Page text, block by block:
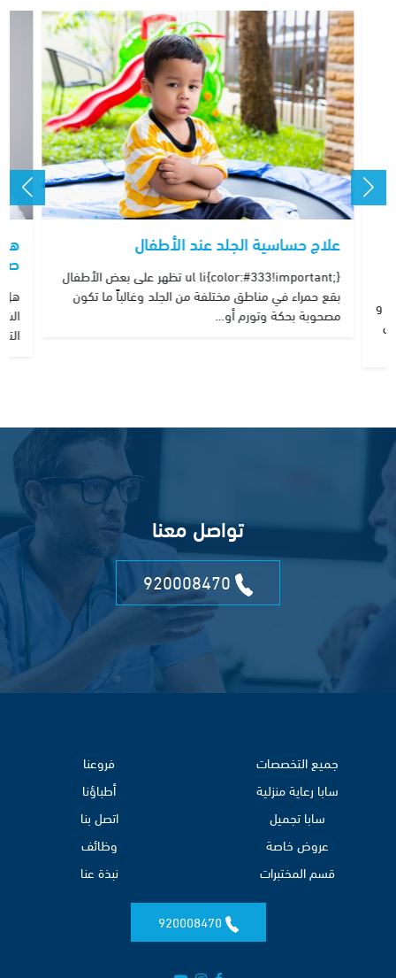
و
علاج حساسية الجلد عند الأطفال
ul li{color:#333!important;} تظهر على بعض الأطفال
بقع حمراء في مناطق مختلفة من الجلد وغالباً ما تكون
مصحوبة بحكة وتورم أو…
هل
تواصل معنا
جميع التخصصات
سابا رعاية منزلية
سابا تجميل
عروض خاصة
قسم المختبرات
فروعنا
أطباؤنا
اتصل بنا
وظائف
نبذة عنا